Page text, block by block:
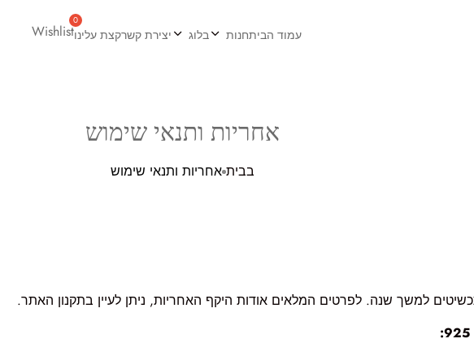
עמוד הביתחנות בלוג יצירת קשרקצת עלינוWishlist
אחריות ותנאי שימוש
בבית אחריות ותנאי שימוש